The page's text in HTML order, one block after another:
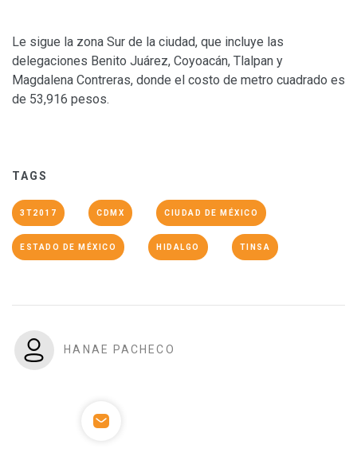
Le sigue la zona Sur de la ciudad, que incluye las
delegaciones Benito Juárez, Coyoacán, Tlalpan y
Magdalena Contreras, donde el costo de metro cuadrado es
de 53,916 pesos.
TAGS
3T2017 CDMX CIUDAD DE MÉXICO
ESTADO DE MÉXICO HIDALGO TINSA
HANAE PACHECO